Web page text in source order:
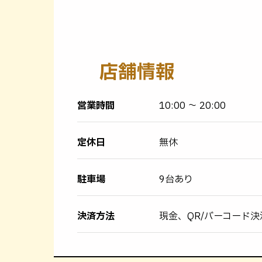
店舗情報
営業時間 10:00 〜 20:00
定休日 無休
駐車場 9台あり
決済方法 現金、QR/バーコード